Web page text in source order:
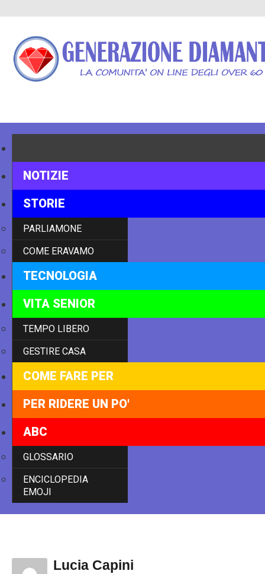
NOTIZIE
STORIE
PARLIAMONE
COME ERAVAMO
TECNOLOGIA
VITA SENIOR
TEMPO LIBERO
GESTIRE CASA
COME FARE PER
PER RIDERE UN PO'
ABC
GLOSSARIO
ENCICLOPEDIA
EMOJI
Lucia Capini